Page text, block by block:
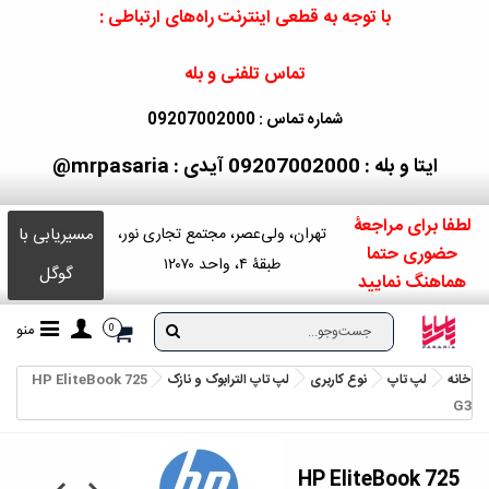
با توجه به قطعی اینترنت راه‌های ارتباطی :
تماس تلفنی و بله
شماره تماس : 09207002000
ایتا و بله : 09207002000 آیدی : mrpasaria@
لطفا برای مراجعۀ
حضوری حتما
هماهنگ نمایید
تهران، ولی‌عصر، مجتمع تجاری نور،
طبقۀ ۴، واحد ۱۲۰۷۰
مسیریابی با
گوگل
0 منو
خانه لپ تاپ نوع کاربری لپ تاپ الترابوک و نازک
HP EliteBook 725
G3
HP EliteBook 725